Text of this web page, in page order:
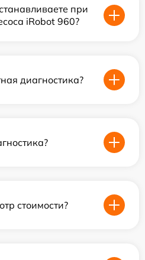
при
iRobot 960?
диагностика?
стоимости?